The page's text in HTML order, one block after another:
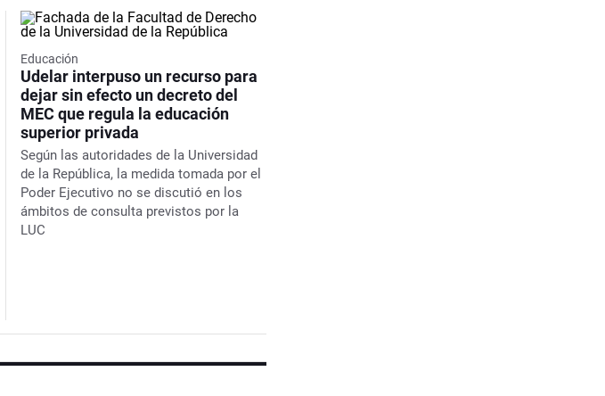
Educación
Udelar interpuso un recurso para
dejar sin efecto un decreto del
MEC que regula la educación
superior privada
Según las autoridades de la Universidad
de la República, la medida tomada por el
Poder Ejecutivo no se discutió en los
ámbitos de consulta previstos por la
LUC